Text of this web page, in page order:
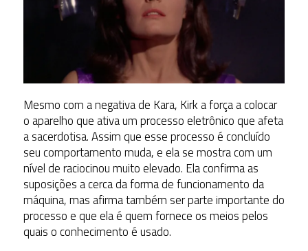
Mesmo com a negativa de Kara, Kirk a força a colocar
o aparelho que ativa um processo eletrônico que afeta
a sacerdotisa. Assim que esse processo é concluído
seu comportamento muda, e ela se mostra com um
nível de raciocinou muito elevado. Ela confirma as
suposições a cerca da forma de funcionamento da
máquina, mas afirma também ser parte importante do
processo e que ela é quem fornece os meios pelos
quais o conhecimento é usado.